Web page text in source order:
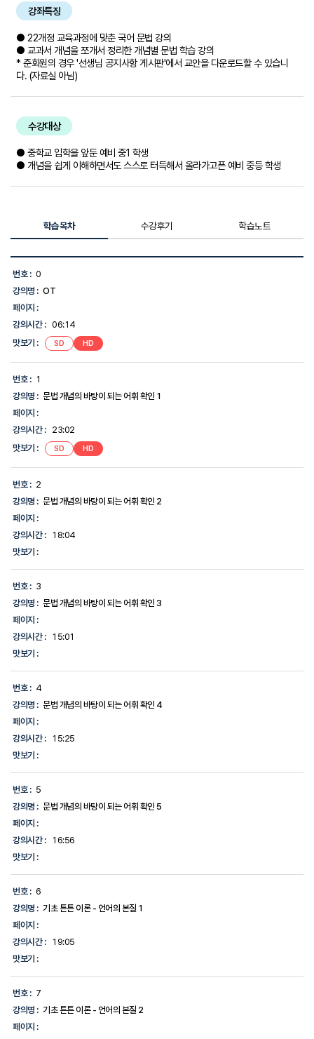
강좌특징
● 22개정 교육과정에 맞춘 국어 문법 강의
● 교과서 개념을 쪼개서 정리한 개념별 문법 학습 강의
* 준회원의 경우 '선생님 공지사항 게시판'에서 교안을 다운로드할 수 있습니
다. (자료실 아님)
수강대상
● 중학교 입학을 앞둔 예비 중1 학생
● 개념을 쉽게 이해하면서도 스스로 터득해서 올라가고픈 예비 중등 학생
학습목차 수강후기 학습노트
습
목
차
목
록
번
강
의
명,
강
의
간,
맛
보
대
한
보
를
공
다.
번호 : 0
강의명 : OT
페이지 :
강의시간 : 06:14
맛보기 :
SD HD
번호 : 1
강의명 : 문법 개념의 바탕이 되는 어휘 확인 1
페이지 :
강의시간 :
23:02
맛보기 :
SD HD
번호 : 2
강의명 : 문법 개념의 바탕이 되는 어휘 확인 2
페이지 :
강의시간 :
18:04
맛보기 :
번호 : 3
강의명 : 문법 개념의 바탕이 되는 어휘 확인 3
페이지 :
강의시간 :
15:01
맛보기 :
번호 : 4
강의명 : 문법 개념의 바탕이 되는 어휘 확인 4
페이지 :
강의시간 :
15:25
맛보기 :
번호 : 5
강의명 : 문법 개념의 바탕이 되는 어휘 확인 5
페이지 :
강의시간 :
16:56
맛보기 :
번호 : 6
강의명 : 기초 튼튼 이론 - 언어의 본질 1
페이지 :
강의시간 :
19:05
맛보기 :
번호 : 7
강의명 : 기초 튼튼 이론 - 언어의 본질 2
페이지 :